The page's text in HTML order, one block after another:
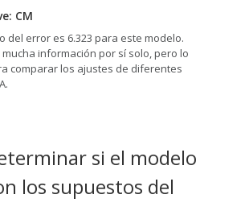
CM
del error es 6.323 para este modelo.
información por sí solo, pero lo
comparar los ajustes de diferentes
si el modelo
los supuestos del